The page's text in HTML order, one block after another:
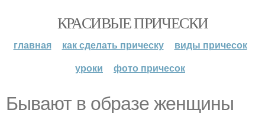
КРАСИВЫЕ ПРИЧЕСКИ
главная как сделать прическу
виды причесок
уроки
фото причесок
Бывают в образе женщины